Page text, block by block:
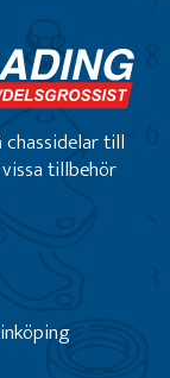
till
tillbehör